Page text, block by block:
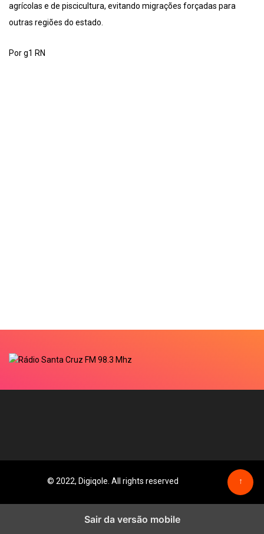
agrícolas e de piscicultura, evitando migrações forçadas para
outras regiões do estado.
Por g1 RN
© 2022, Digiqole. All rights reserved ↑
Sair da versão mobile